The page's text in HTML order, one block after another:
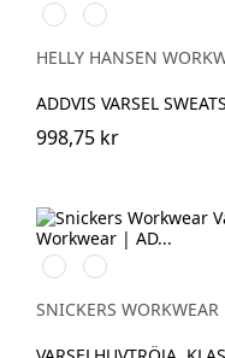
360
YELLOW
260
ORANGE
HELLY HANSEN
ADDVIS VARSEL
998,75 kr
High
vis
orange
High
vis
yellow
SNICKERS WORKWEAR